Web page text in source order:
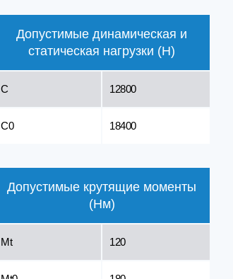
Допустимые динамическая и
статическая нагрузки (Н)
C 12800
C0 18400
Допустимые крутящие моменты
(Нм)
Mt 120